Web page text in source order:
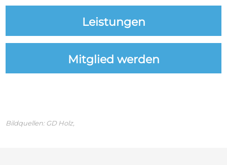
Leistungen
Mitglied werden
Bildquellen:GD Holz,